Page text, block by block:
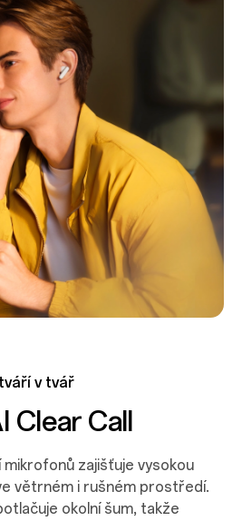
v tvář
Clear Call
zajišťuje vysokou
větrném i rušném prostředí.
okolní šum, takže